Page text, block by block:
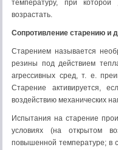
температуру, при
возрастать.
Сопротивление старению и
Старением называется
резины под действием
агрессивных сред, т. е.
Старение активируется,
воздействию механических
Испытания на старение
условиях (на открытом
повышенной температуре; в